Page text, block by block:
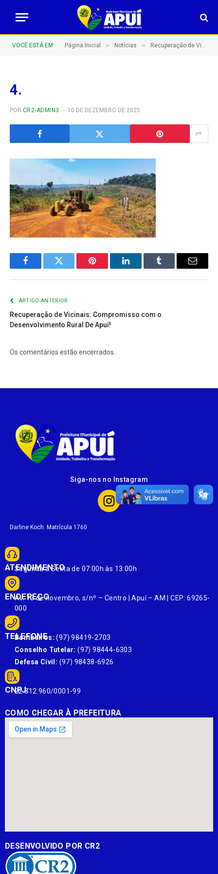
VOCÊ ESTÁ EM: Página Inicial » Notícias » Recuperação de Vicinais: Compromisso com o Desenvolvimento Rural De Apuí!
4.
POR CR2-ADMIN3 10 DE DEZEMBRO DE 2025
FacebookTwitter Pinterest LinkedInTumblr
E-
ARTIGO ANTERIOR
Recuperação de Vicinais: Compromisso com o
Desenvolvimento Rural De Apuí!
Os comentários estão encerrados.
Siga-nos no Instagram
Darline Koch. Matrícula 1760
ATENDIMENTO
Segunda à Sexta de 07:00h às 13:00h
ENDEREÇO
Av. 13 de novembro, s/nº – Centro | Apuí – AM | CEP: 69265-
000
TELEFONE
Bombeiros: (97) 98419-2703
Conselho Tutelar: (97) 98444-6303
Defesa Civil: (97) 98438-6926
CNPJ:
22.812.960/0001-99
COMO CHEGAR À PREFEITURA
DESENVOLVIDO POR CR2